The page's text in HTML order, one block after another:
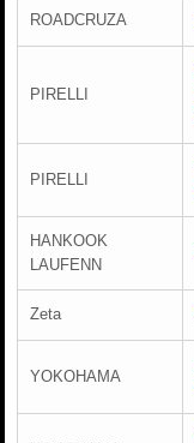
ROADCRUZA
PIRELLI
PIRELLI
HANKOOK
LAUFENN
Zeta
YOKOHAMA